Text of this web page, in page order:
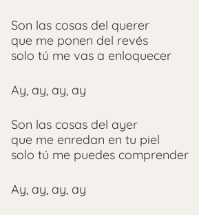
Son las cosas del querer
que me ponen del revés
solo tú me vas a enloquecer
Ay, ay, ay, ay
Son las cosas del ayer
que me enredan en tu piel
solo tú me puedes comprender
Ay, ay, ay, ay